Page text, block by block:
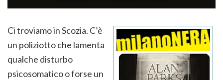
Ci troviamo in Scozia. C’è
un poliziotto che lamenta
qualche disturbo
psicosomatico o forse un